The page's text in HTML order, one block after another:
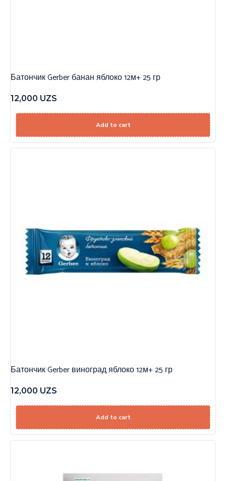
Батончик Gerber банан яблоко 12м+ 25 гр
12,000 UZS
Add to cart
Батончик Gerber виноград яблоко 12м+ 25 гр
12,000 UZS
Add to cart